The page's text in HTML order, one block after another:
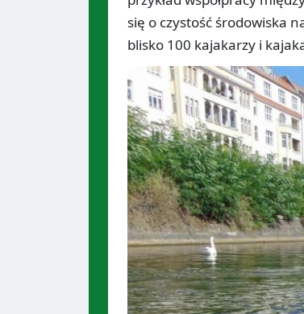
się o czystość środowiska
blisko 100 kajakarzy i